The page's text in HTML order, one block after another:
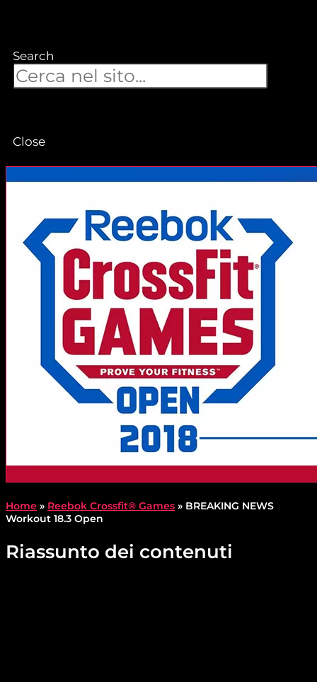
Search
Close
Home » Reebok Crossfit® Games » BREAKING NEWS
Workout 18.3 Open
Riassunto dei contenuti